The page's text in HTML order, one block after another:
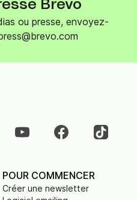
Brevo
ou presse, envoyez-
POUR COMMENCER
Créer une newsletter